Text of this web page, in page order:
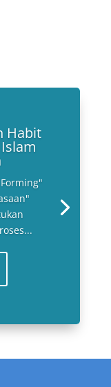
Habit